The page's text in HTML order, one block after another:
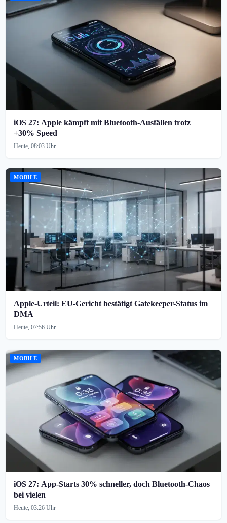
iOS 27: Apple kämpft mit Bluetooth-Ausfällen trotz
+30% Speed
Heute, 08:03 Uhr
MOBILE
Apple-Urteil: EU-Gericht bestätigt Gatekeeper-Status im
DMA
Heute, 07:56 Uhr
MOBILE
iOS 27: App-Starts 30% schneller, doch Bluetooth-Chaos
bei vielen
Heute, 03:26 Uhr